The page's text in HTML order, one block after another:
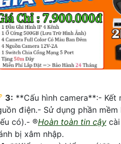
3: **Cấu hình camera**:- Kết
điện.- Sử dụng phần
có).- ®️Hoàn toàn tin cậy
bị xâm nhập.